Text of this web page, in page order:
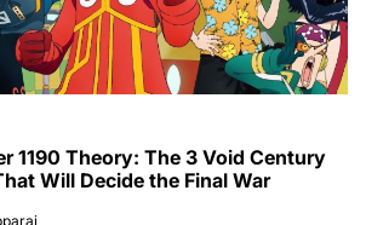
1190 Theory: The 3 Void Century
Will Decide the Final War